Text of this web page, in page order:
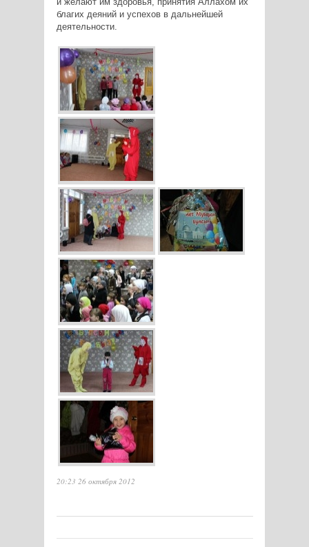
благих деяний и успехов в дальнейшей
деятельности.
20:23 26 октября 2012